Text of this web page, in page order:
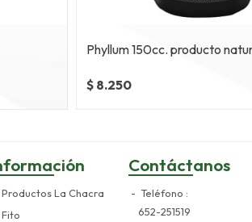
Phyllum 150cc. producto
$ 8.250
Productos La Chacra
Fito
Contáctanos
Teléfono
652-251519